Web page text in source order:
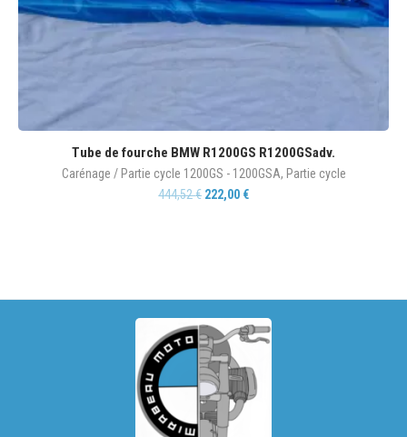
Tube de fourche BMW R1200GS R1200GSadv.
Carénage / Partie cycle 1200GS - 1200GSA, Partie cycle
444,52€ 222,00 €